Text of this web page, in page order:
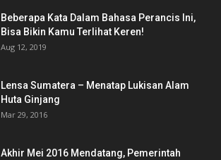
Beberapa Kata Dalam Bahasa Perancis Ini,
Bisa Bikin Kamu Terlihat Keren!
Aug 12, 2019
Lensa Sumatera – Menatap Lukisan Alam
Huta Ginjang
Mar 29, 2016
Akhir Mei 2016 Mendatang, Pemerintah